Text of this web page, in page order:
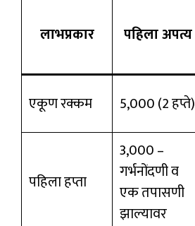
लाभप्रकार पहिला अपत्य
एकूण रक्कम
₹5,000 (2 हप्ते)
पहिला हप्ता
₹3,000 –
गर्भनोंदणी व
एक तपासणी
झाल्यावर